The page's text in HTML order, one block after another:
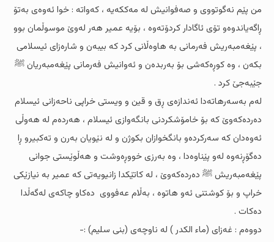
من پێم نەگوتووى و صەفوانیش لە مەککەیە ، کەواتە : خوا ئەوەى بەتۆ
ڕاگەیاندوەو تۆى ئاگادار کردۆتەوە ، بۆیە عمیر هەر لەوێ موسوڵمان بوو
، پێغەمبەریش فەرمانى بە هاوەڵانى کرد کە بیبەن و شارەزاى ئیسلامى
بکەن ، وە کوڕەکەشى بۆ بەربدەن و ئەوانیش فەرمانى پێغەمبەریان ﷺ
جێبەجێ کرد .
لەم بەسەرهاتەدا ئەندازەى ڕق و قین و ویستى خراپى ناحەزانى ئیسلام
دەردەکەوێ کە بۆ خامۆشکردنى بانگەوازى ئیسلام ، هەردەم لە هەوڵی
ئەوەدان کە سەرکردەو بانگخوازان بکوژن و لە نێویان بەرن و تەکبیرو ڕا
دەگۆڕنەوە لەو پێناوەدا ، وە بەرزى خووڕەوشت و هەڵوێستى جوانى
پێغەمبەریش ﷺ دەردەکەوێ ، لە کاتێکدا زانیویەتى کە عمیر بە نیازێکى
خراپ و بۆ کوشتنى ئەو هاتوە ، بەڵام عەفووى دەکاو چاکەى لەگەڵدا
دەکات .
دووەم : غەزاى (ماء الکدر ) لە ناوچەى (بنی سلیم) :-